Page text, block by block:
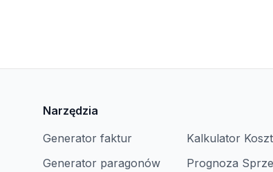
Narzędzia
Generator faktur
Generator paragonów
Kalkulator
Prognoza